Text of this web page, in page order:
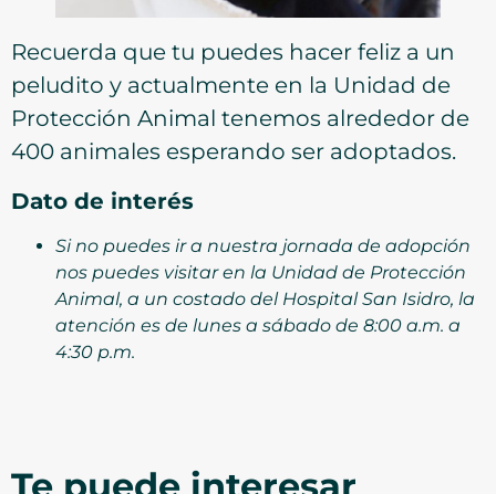
Recuerda que tu puedes hacer feliz a un
peludito y actualmente en la Unidad de
Protección Animal tenemos alrededor de
400 animales esperando ser adoptados.
Dato de interés
Si no puedes ir a nuestra jornada de adopción
nos puedes visitar en la Unidad de Protección
Animal, a un costado del Hospital San Isidro, la
atención es de lunes a sábado de 8:00 a.m. a
4:30 p.m.